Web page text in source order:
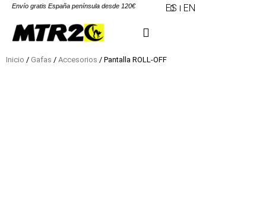
Envío gratis España península desde 120€ ES EN
Inicio / Gafas / Accesorios / Pantalla ROLL-OFF